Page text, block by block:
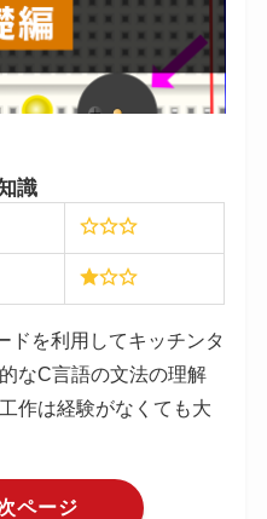
識
ドを利用してキッチンタ
なC言語の文法の理解
作は経験がなくても大
ページ